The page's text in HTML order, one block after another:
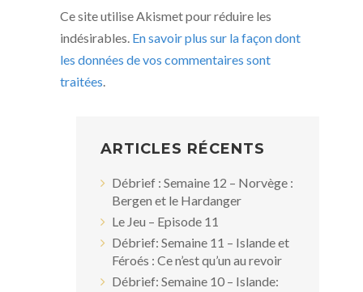
Ce site utilise Akismet pour réduire les
indésirables. En savoir plus sur la façon dont
les données de vos commentaires sont
traitées.
ARTICLES RÉCENTS
Débrief : Semaine 12 – Norvège :
Bergen et le Hardanger
Le Jeu – Episode 11
Débrief: Semaine 11 – Islande et
Féroés : Ce n’est qu’un au revoir
Débrief: Semaine 10 – Islande: